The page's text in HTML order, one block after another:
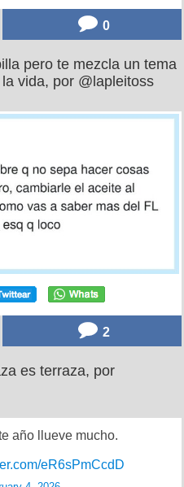
0
pero te mezcla un tema
vida, por @lapleitoss
2
es terraza, por
año llueve mucho.
eR6sPmCcdD